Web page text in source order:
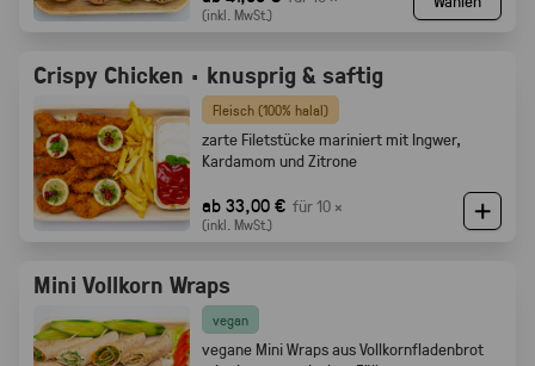
(inkl. MwSt.)
Crispy Chicken · knusprig & saftig
Fleisch (100% halal)
zarte Filetstücke mariniert mit Ingwer,
Kardamom und Zitrone
ab 33,00 € für 10 ×
(inkl. MwSt.)
Mini Vollkorn Wraps
vegan
vegane Mini Wraps aus Vollkornfladenbrot